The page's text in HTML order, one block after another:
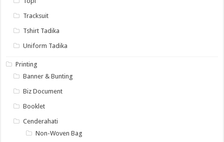
Tracksuit
Tshirt Tadika
Uniform Tadika
Printing
Banner & Bunting
Biz Document
Booklet
Cenderahati
Non-Woven Bag